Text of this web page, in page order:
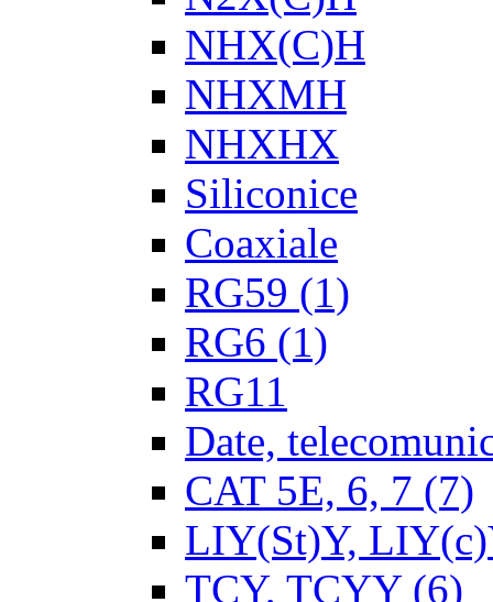
NHX(C)H
NHXMH
NHXHX
Siliconice
Coaxiale
RG59 (1)
RG6 (1)
RG11
Date,
CAT 5E, 6, 7 (7)
LIY(St)Y,
TCY, TCYY(6)